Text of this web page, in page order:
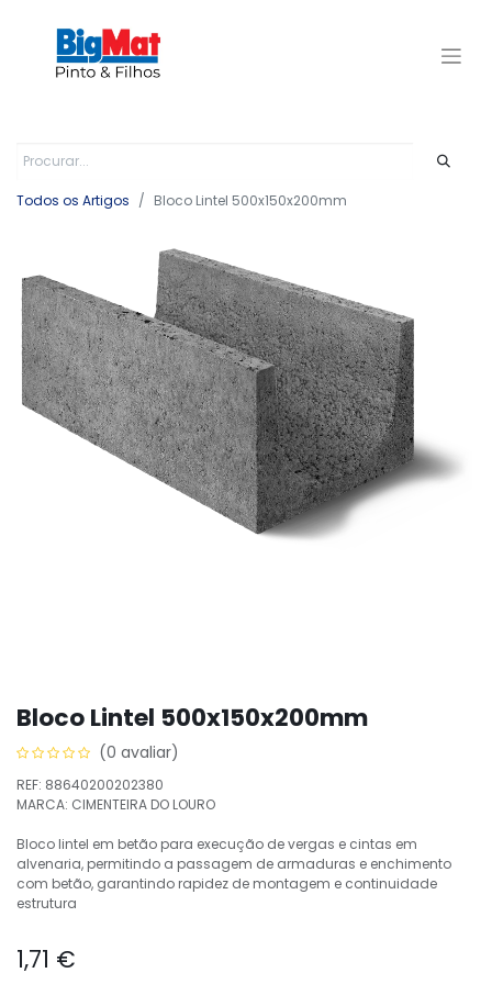
Todos os Artigos Bloco Lintel 500x150x200mm
Bloco Lintel 500x150x200mm
(0 avaliar)
REF: 88640200202380
MARCA: CIMENTEIRA DO LOURO
Bloco lintel em betão para execução de vergas e cintas em
alvenaria, permitindo a passagem de armaduras e enchimento
com betão, garantindo rapidez de montagem e continuidade
estrutura
1,71 €